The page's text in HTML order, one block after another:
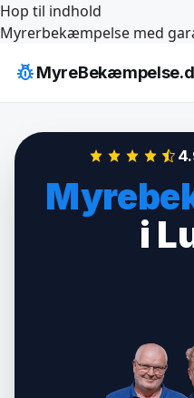
Hop til indhold
Myrerbekæmpelse med
pest_control
i